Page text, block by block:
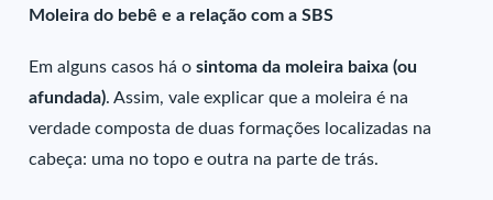
Moleira do bebê e a relação com a SBS
Em alguns casos há osintoma da moleira baixa (ou
afundada). Assim, vale explicar que a moleira é na
verdade composta de duas formações localizadas na
cabeça: uma no topo e outra na parte de trás.